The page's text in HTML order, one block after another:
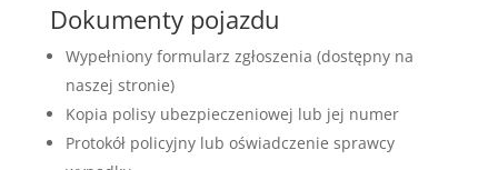
Dokumenty pojazdu
Wypełniony formularz zgłoszenia (dostępny na
naszej stronie)
Kopia polisy ubezpieczeniowej lub jej numer
Protokół policyjny lub oświadczenie sprawcy